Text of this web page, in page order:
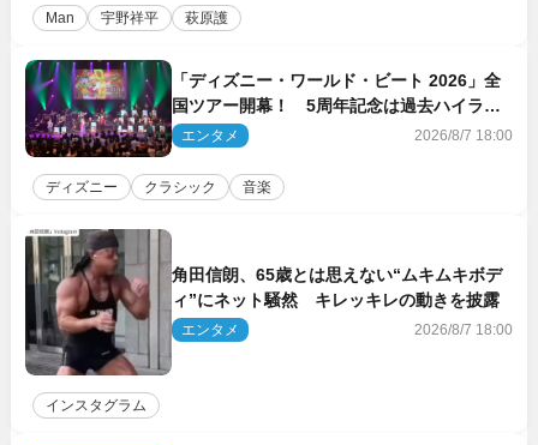
Man 宇野祥平 萩原護
「ディズニー・ワールド・ビート 2026」全
国ツアー開幕！ 5周年記念は過去ハイライ
ト＆クルーズ旅を大満喫！【潜入レポート】
エンタメ 2026/8/7 18:00
ディズニー クラシック 音楽
角田信朗、65歳とは思えない“ムキムキボデ
ィ”にネット騒然 キレッキレの動きを披露
エンタメ 2026/8/7 18:00
インスタグラム